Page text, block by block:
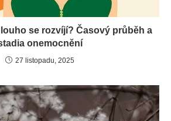
se rozvíjí? Časový průběh a
onemocnění
27 listopadu, 2025